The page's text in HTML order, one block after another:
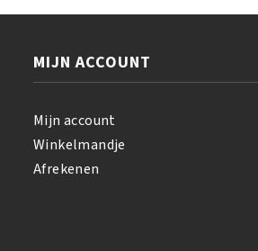
425
gr
MIJN ACCOUNT
Mijn account
Winkelmandje
Afrekenen